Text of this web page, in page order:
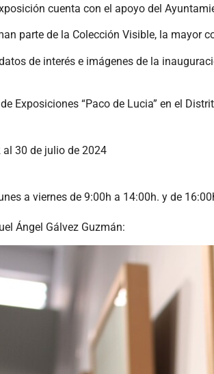
cuenta con el apoyo del
parte de la Colección Visible, la mayor
de interés e imágenes de la
Exposiciones “Paco de Lucia” en el
al 30 de julio de 2024
a viernes de 9:00h a 14:00h. y de
Ángel Gálvez Guzmán: